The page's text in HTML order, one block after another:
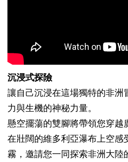
沉浸式探險
讓自己沉浸在這場獨特的非洲
力與生機的神秘力量。
懸空擺蕩的雙腳將帶領您穿越
在壯闊的維多利亞瀑布上空感
霧，邀請您一同探索非洲大陸